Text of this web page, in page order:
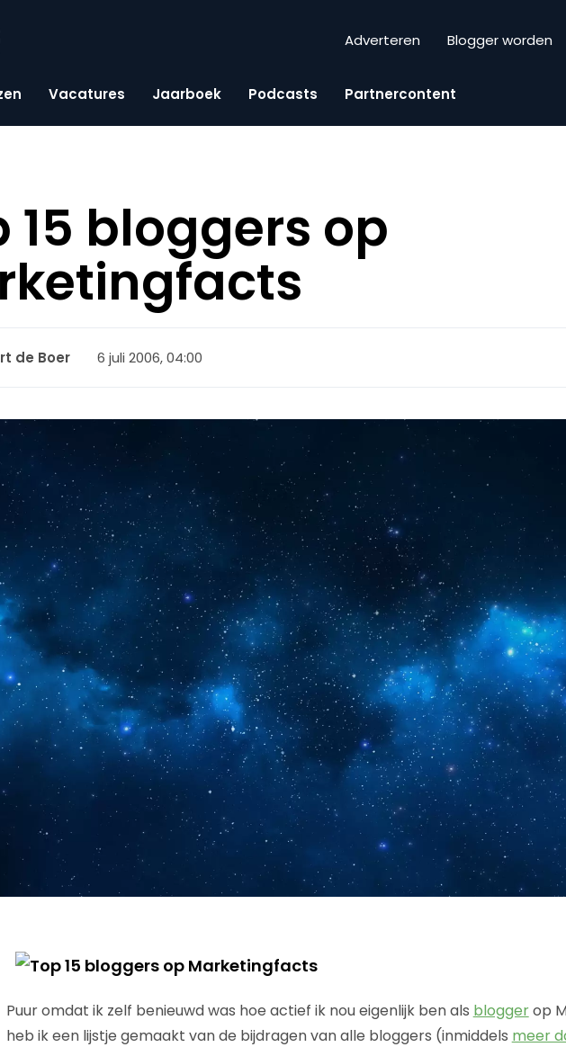
Adverteren Blogger worden
Vacatures Jaarboek Podcasts Partnercontent
15 bloggers op
de Boer 6 juli 2006, 04:00
Puur omdat ik zelf benieuwd was hoe actief ik nou eigenlijk ben als bloggerop
heb ik een lijstje gemaakt van de bijdragen van alle bloggers (inmiddels meer